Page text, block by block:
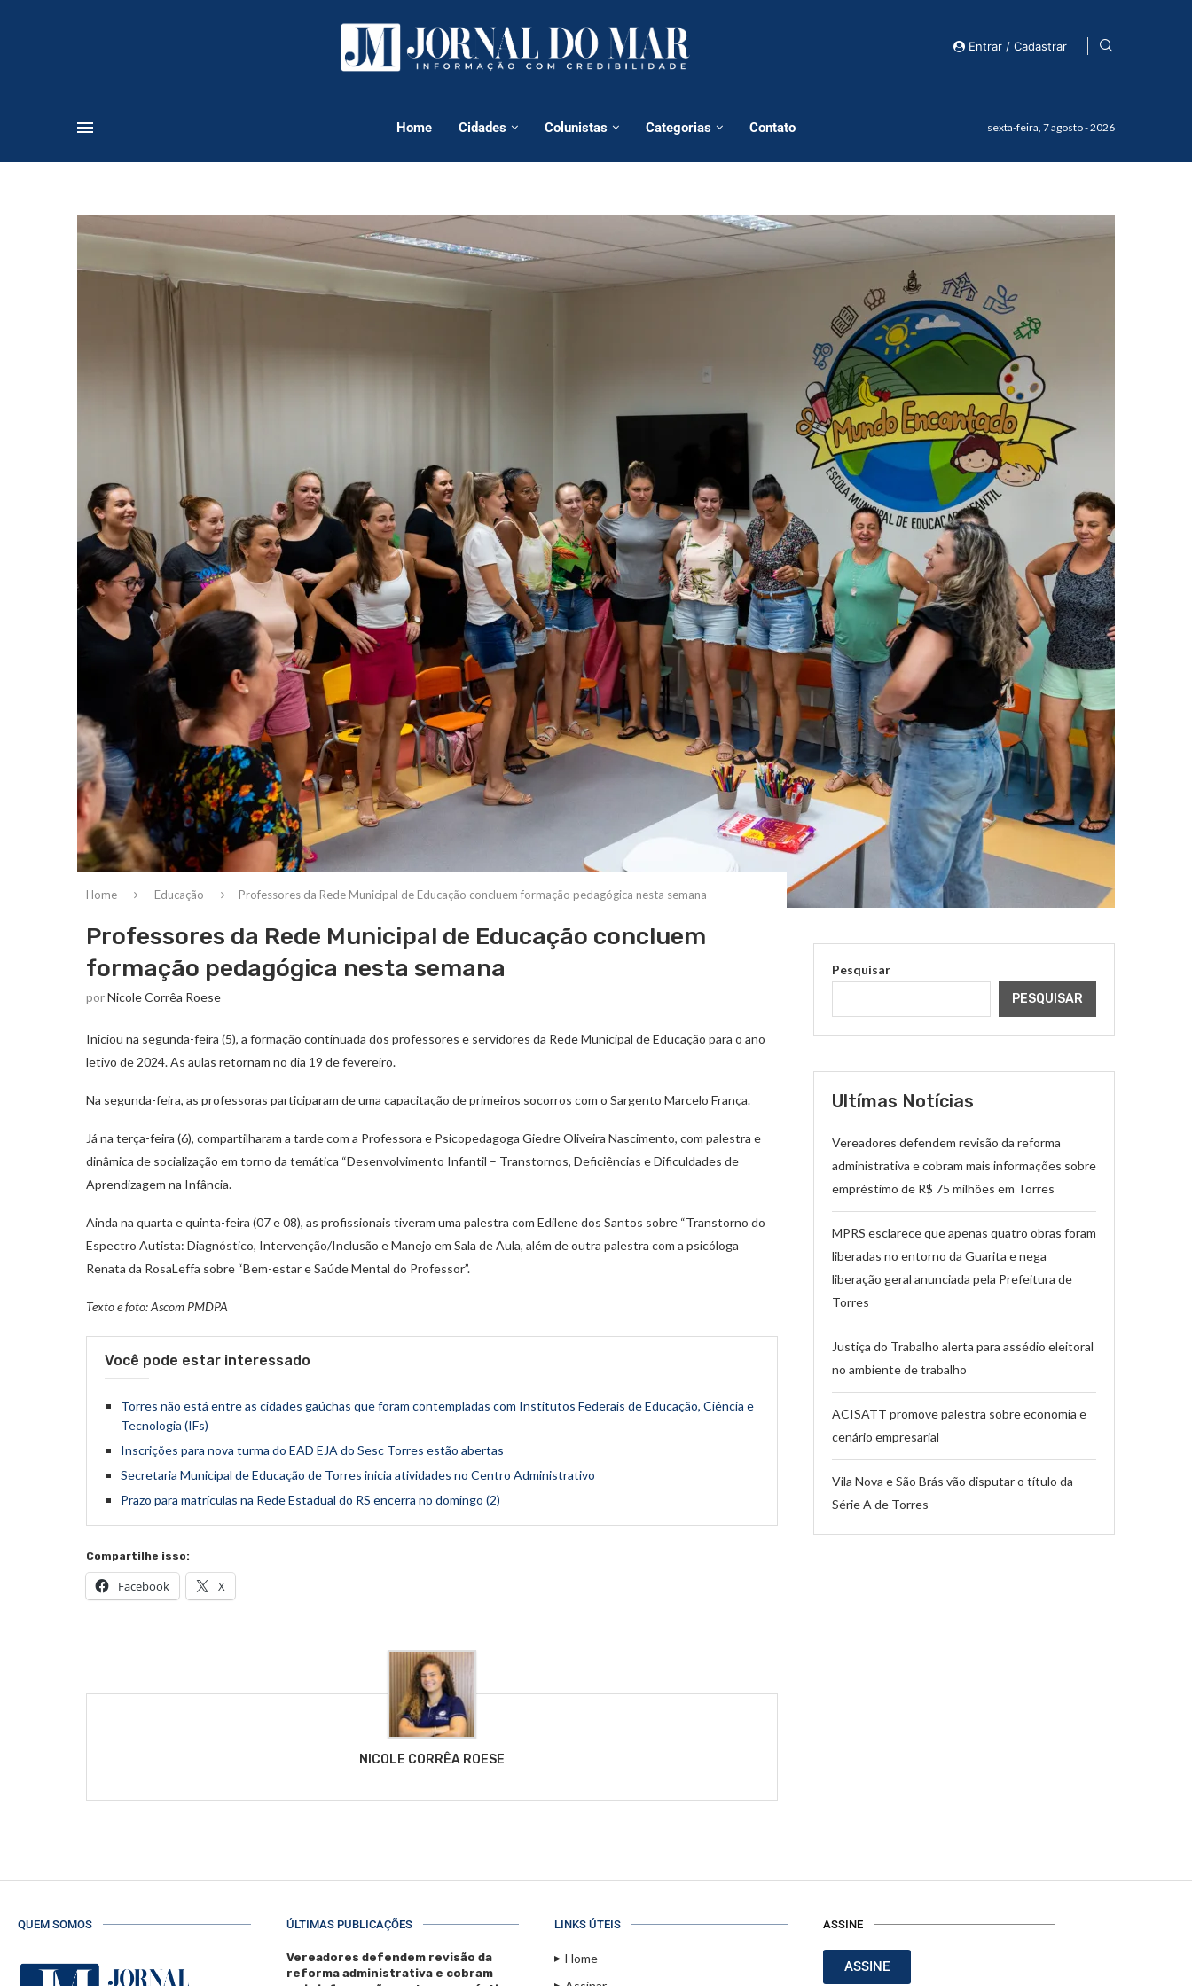
Entrar / Cadastrar
Home Cidades Colunistas Categorias Contato sexta-feira, 7 agosto - 2026
Home Educação Professores da Rede Municipal de Educação concluem formação pedagógica nesta semana
Professores da Rede Municipal de Educação concluem
formação pedagógica nesta semana
porNicole Corrêa Roese
Iniciou na segunda-feira (5), a formação continuada dos professores e servidores da Rede Municipal de Educação para o ano
letivo de 2024. As aulas retornam no dia 19 de fevereiro.
Na segunda-feira, as professoras participaram de uma capacitação de primeiros socorros com o Sargento Marcelo França.
Já na terça-feira (6), compartilharam a tarde com a Professora e Psicopedagoga Giedre Oliveira Nascimento, com palestra e
dinâmica de socialização em torno da temática “Desenvolvimento Infantil – Transtornos, Deficiências e Dificuldades de
Aprendizagem na Infância.
Ainda na quarta e quinta-feira (07 e 08), as profissionais tiveram uma palestra com Edilene dos Santos sobre “Transtorno do
Espectro Autista: Diagnóstico, Intervenção/Inclusão e Manejo em Sala de Aula, além de outra palestra com a psicóloga
Renata da RosaLeffa sobre “Bem-estar e Saúde Mental do Professor”.
Texto e foto: Ascom PMDPA
Você pode estar interessado
Torres não está entre as cidades gaúchas que foram contempladas com Institutos Federais de Educação, Ciência e
Tecnologia (IFs)
Inscrições para nova turma do EAD EJA do Sesc Torres estão abertas
Secretaria Municipal de Educação de Torres inicia atividades no Centro Administrativo
Prazo para matrículas na Rede Estadual do RS encerra no domingo (2)
Compartilhe isso:
Facebook X
NICOLE CORRÊA ROESE
Pesquisar
PESQUISAR
Ultímas Notícias
Vereadores defendem revisão da reforma
administrativa e cobram mais informações sobre
empréstimo de R$ 75 milhões em Torres
MPRS esclarece que apenas quatro obras foram
liberadas no entorno da Guarita e nega
liberação geral anunciada pela Prefeitura de
Torres
Justiça do Trabalho alerta para assédio eleitoral
no ambiente de trabalho
ACISATT promove palestra sobre economia e
cenário empresarial
Vila Nova e São Brás vão disputar o título da
Série A de Torres
QUEM SOMOS ÚLTIMAS PUBLICAÇÕES
Vereadores defendem revisão da
reforma administrativa e cobram
LINKS ÚTEIS
Home
ASSINE
ASSINE